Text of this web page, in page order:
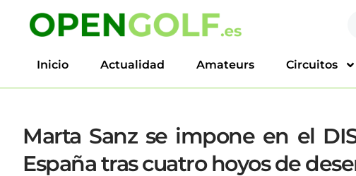
Inicio Actualidad Amateurs Circuitos
Marta Sanz se impone en el
España tras cuatro hoyos de